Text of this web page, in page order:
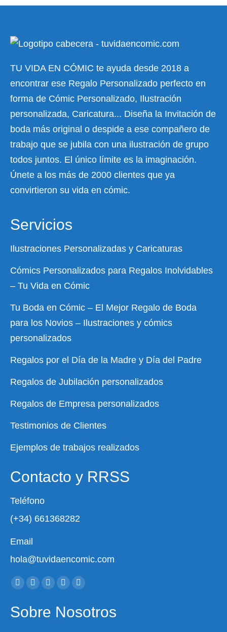
TU VIDA EN CÓMIC te ayuda desde 2018 a
encontrar ese Regalo Personalizado perfecto en
forma de Cómic Personalizado, Ilustración
personalizada, Caricatura... Diseña la Invitación de
boda más original o despide a ese compañero de
trabajo que se jubila con una ilustración de grupo
todos juntos. El único límite es la imaginación.
Únete a los más de 2000 clientes que ya
convirtieron su vida en cómic.
Servicios
Ilustraciones Personalizadas y Caricaturas
Cómics Personalizados para Regalos Inolvidables
– Tu Vida en Cómic
Tu Boda en Cómic – El Mejor Regalo de Boda
para los Novios – Ilustraciones y cómics
personalizados
Regalos por el Día de la Madre y Día del Padre
Regalos de Jubilación personalizados
Regalos de Empresa personalizados
Testimonios de Clientes
Ejemplos de trabajos realizados
Contacto y RRSS
Teléfono
(+34) 661368282
Email
hola@tuvidaencomic.com
Encuéntranos en:
Facebook
opens
X
opens
YouTube
opens
Instagram
opens
Whatsapp
opens
Sobre Nosotros